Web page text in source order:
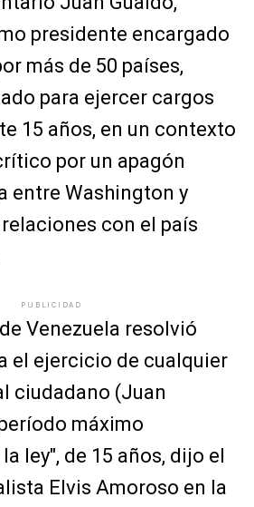
presidente encargado
más de 50 países,
para ejercer cargos
15 años, en un contexto
por un apagón
entre Washington y
con el país
PUBLICIDAD
Venezuela resolvió
el ejercicio de cualquier
ciudadano (Juan
máximo
ley", de 15 años, dijo el
Elvis Amoroso en la